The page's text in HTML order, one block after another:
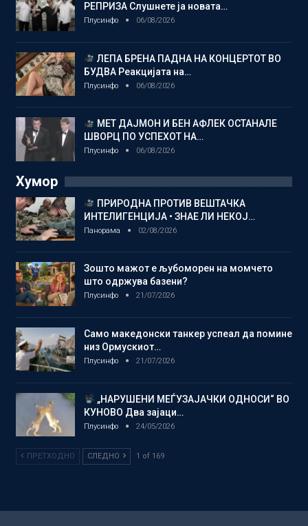
РЕПРИЗА Слушнете ја новата…
Плусинфо 06/08/2026
ЛЕПА БРЕНА ПАДНА НА КОНЦЕРТОТ ВО
БУДВА Реакцијата на…
Плусинфо 06/08/2026
МЕТ ДАЈМОН И БЕН АФЛЕК ОСТАНАЛЕ
ШВОРЦ ПО УСПЕХОТ НА…
Плусинфо 06/08/2026
Хумор
ПРИРОДНА ПРОТИВ ВЕШТАЧКА
ИНТЕЛИГЕНЦИЈА • ЗНАЕ ЛИ НЕКОЈ…
Панорама 02/08/2026
Зошто мажот е љубоморен на момчето
што одржува базени?
Плусинфо 21/07/2026
Само македонски танкер успеал да помине
низ Ормускиот…
Плусинфо 21/07/2026
„НАРУШЕНИ МЕЃУЗАЈАЧКИ ОДНОСИ“ ВО
КУНОВО Два зајаци…
Плусинфо 24/05/2026
ПРЕТХОДНО СЛЕДНО 1 of 169